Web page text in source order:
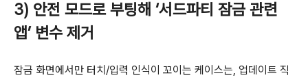
3) 안전 모드로 부팅해 ‘서드파티 잠금 관련
앱’ 변수 제거
잠금 화면에서만 터치/입력 인식이 꼬이는 케이스는, 업데이트 직